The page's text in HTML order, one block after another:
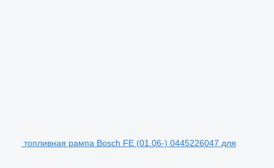
топливная рампа Bosch FE (01.06-) 0445226047 для